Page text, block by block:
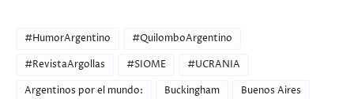
#HumorArgentino
#QuilomboArgentino
#RevistaArgollas
#SIOME
#UCRANIA
Argentinos por el mundo:
Buckingham
Buenos Aires